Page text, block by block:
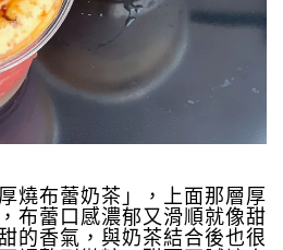
燒布蕾奶茶」，上面那層厚
布蕾口感濃郁又滑順就像甜
的香氣，與奶茶結合後也很